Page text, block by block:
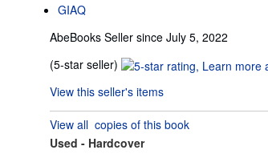
GIAQ
AbeBooks Seller since July 5, 2022
(5-star seller) Seller
5
out
of
5
View this seller's items
View all copies of this book
Used - Hardcover